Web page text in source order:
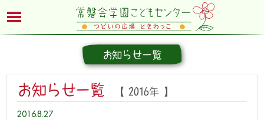
お知らせ一覧
お知らせ一覧 【 2016年 】
2016.8.27